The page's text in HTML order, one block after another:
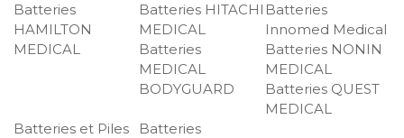
Batteries
HAMILTON
MEDICAL
Batteries HITACHI
MEDICAL
Batteries
Innomed Medical
Batteries
MEDICAL
BODYGUARD
Batteries NONIN
MEDICAL
Batteries QUEST
MEDICAL
Batteries et Piles
Batteries